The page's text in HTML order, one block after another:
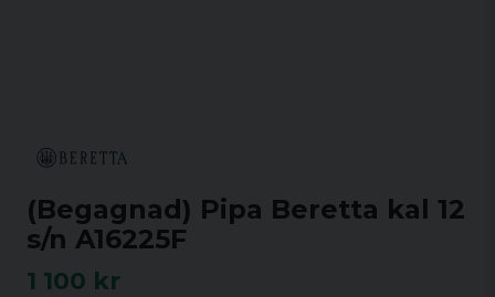
(Begagnad) Pipa Beretta kal 12
s/n A16225F
1 100 kr